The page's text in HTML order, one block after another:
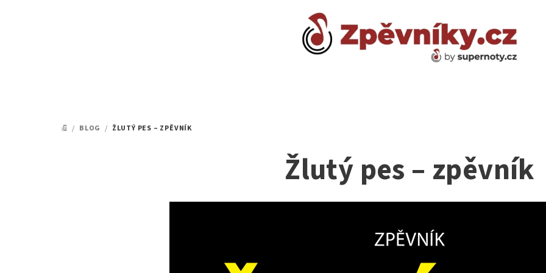
DOMŮ
/ BLOG / ŽLUTÝ PES – ZPĚVNÍK
Žlutý pes – zpěvník